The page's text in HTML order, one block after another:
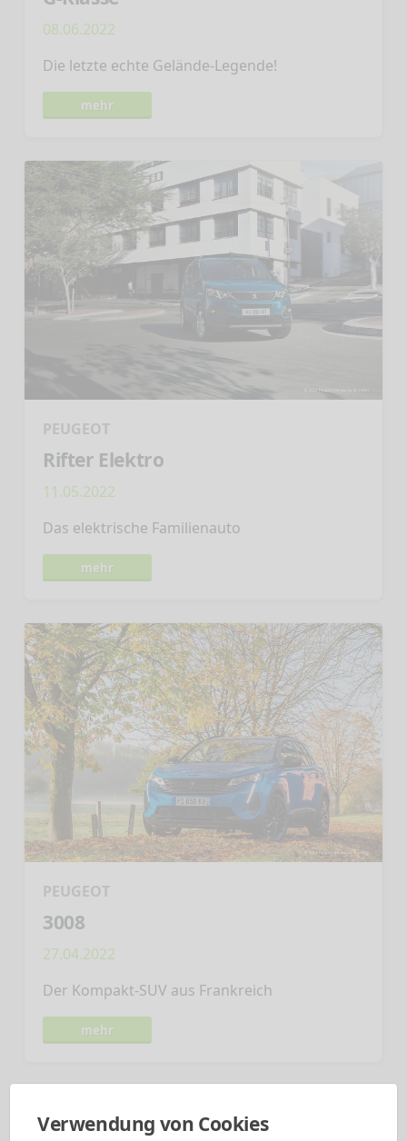
Verwendung von Cookies
08.06.2022
Die letzte echte Gelände-Legende!
mehr
PEUGEOT
Rifter Elektro
11.05.2022
Das elektrische Familienauto
mehr
PEUGEOT
3008
27.04.2022
Der Kompakt-SUV aus Frankreich
mehr